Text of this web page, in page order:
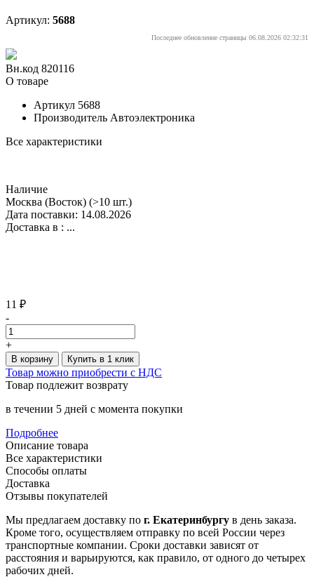
Артикул: 5688
Последнее обновление страницы 06.08.2026 02:32:31
Вн.код 820116
О товаре
Артикул 5688
Производитель Автоэлектроника
Все характеристики
Наличие
Москва (Восток) (>10 шт.)
Дата поставки: 14.08.2026
Доставка в : ...
11 ₽
-
+
В корзину Купить в 1 клик
Товар можно приобрести с НДС
Товар подлежит возврату
в течении 5 дней с момента покупки
Подробнее
Описание товара
Все характеристики
Способы оплаты
Доставка
Отзывы покупателей
Мы предлагаем доставку по г. Екатеринбургу в день заказа.
Кроме того, осуществляем отправку по всей России через
транспортные компании. Сроки доставки зависят от
расстояния и варьируются, как правило, от одного до четырех
рабочих дней.